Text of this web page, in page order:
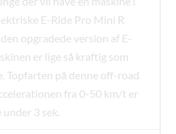
E-Ride Pro Mini R
opgradede version af E-
er lige så kraftig som
Topfarten på denne off-road
fra 0-50 km/t er
under 3 sek.